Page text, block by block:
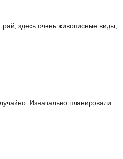
здесь очень живописные виды,
Изначально планировали